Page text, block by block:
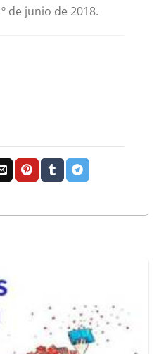
de junio de 2018.